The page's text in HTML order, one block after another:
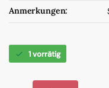
Anmerkungen:
1 vorrätig